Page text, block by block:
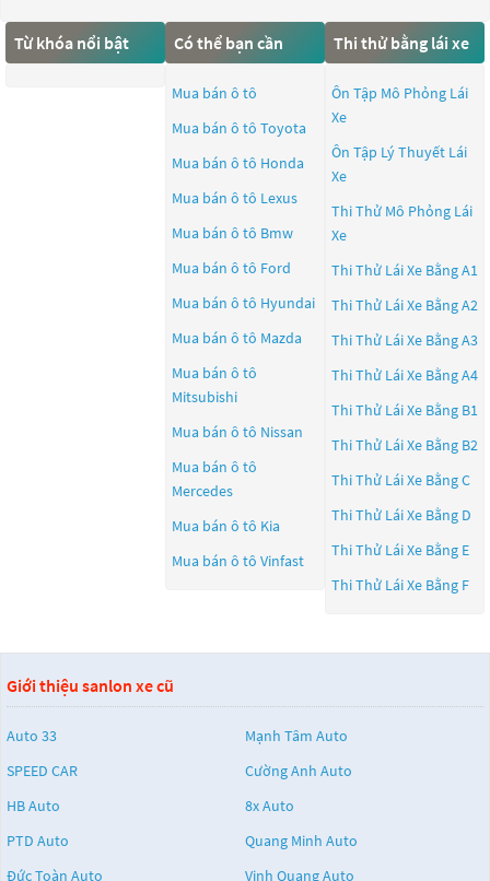
Từ khóa nổi bật Có thể bạn cần
Mua bán ô tô
Mua bán ô tô Toyota
Mua bán ô tô Honda
Mua bán ô tô Lexus
Mua bán ô tô Bmw
Mua bán ô tô Ford
Mua bán ô tô Hyundai
Mua bán ô tô Mazda
Mua bán ô tô
Mitsubishi
Mua bán ô tô Nissan
Mua bán ô tô
Mercedes
Mua bán ô tô Kia
Mua bán ô tô Vinfast
Thi thử bằng lái xe
Ôn Tập Mô Phỏng Lái
Xe
Ôn Tập Lý Thuyết Lái
Xe
Thi Thử Mô Phỏng Lái
Xe
Thi Thử Lái Xe Bằng A1
Thi Thử Lái Xe Bằng A2
Thi Thử Lái Xe Bằng A3
Thi Thử Lái Xe Bằng A4
Thi Thử Lái Xe Bằng B1
Thi Thử Lái Xe Bằng B2
Thi Thử Lái Xe Bằng C
Thi Thử Lái Xe Bằng D
Thi Thử Lái Xe Bằng E
Thi Thử Lái Xe Bằng F
Giới thiệu sanlon xe cũ
Auto 33
Mạnh Tâm Auto
SPEED CAR
Cường Anh Auto
HB Auto
8x Auto
PTD Auto
Quang Minh Auto
Đức Toàn Auto
Vinh Quang Auto